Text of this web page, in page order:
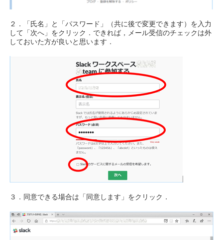
２．「氏名」と「パスワード」（共に後で変更できます）を入力
して「次へ」をクリック．できれば，メール受信のチェックは外
しておいた方が良いと思います．
３．同意できる場合は「同意します」をクリック．